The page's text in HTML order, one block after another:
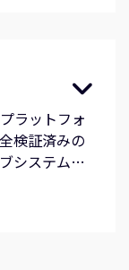
ラットフォ
検証済みの
システムと